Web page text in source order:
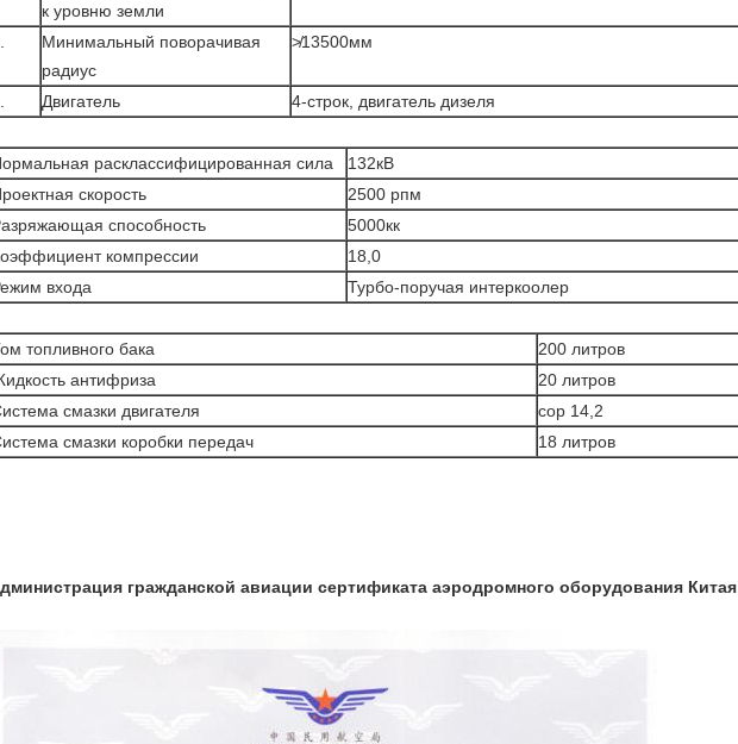
к уровню земли
Минимальный поворачивая
радиус
≯13500мм
Двигатель 4-строк, двигатель дизеля
расклассифицированная сила
132кВ
скорость
2500 рпм
способность
5000кк
компрессии
18,0
входа
Турбо-поручая интеркоолер
топливного бака
200 литров
антифриза
20 литров
смазки двигателя
сор 14,2
смазки коробки передач
18 литров
гражданской авиации сертификата аэродромного оборудования Китая